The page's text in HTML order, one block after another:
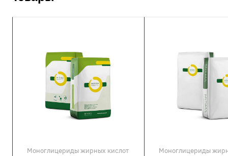
Моноглицериды жирных кислот Моноглицериды